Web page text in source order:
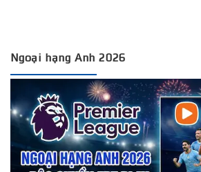
Ngoại hạng Anh 2026